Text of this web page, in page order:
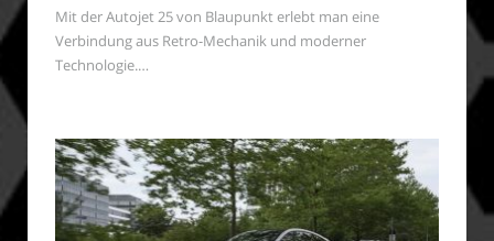
Mit der Autojet 25 von Blaupunkt erlebt man eine
Verbindung aus Retro-Mechanik und moderner
Technologie.…